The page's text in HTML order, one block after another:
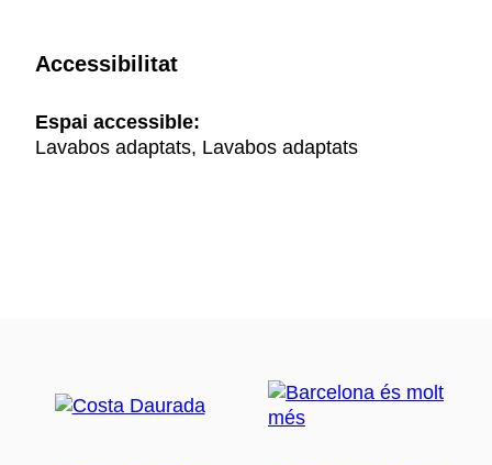
Accessibilitat
Espai accessible:
Lavabos adaptats, Lavabos adaptats